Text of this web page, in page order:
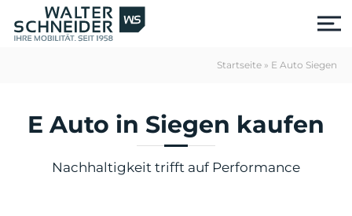
Startseite » E Auto Siegen
E Auto in Siegen kaufen
Nachhaltigkeit trifft auf Performance